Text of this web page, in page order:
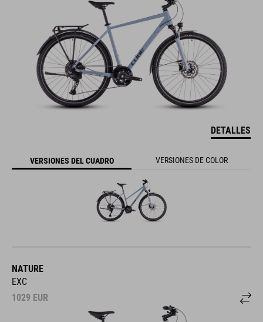
DETALLES
VERSIONES DEL CUADRO VERSIONES DE COLOR
NATURE
EXC
1029 EUR